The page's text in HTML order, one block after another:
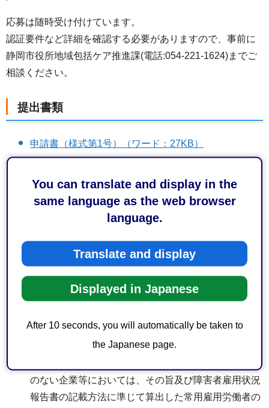
You can translate and display in the
same language as the web browser
language.
Translate and display
Displayed in Japanese
After 10 seconds, you will automatically be taken to
the Japanese page.
応募は随時受け付けています。
認証要件など詳細を確認する必要がありますので、事前に
静岡市役所地域包括ケア推進課(電話:054-221-1624)までご
相談ください。
提出書類
申請書（様式第1号）（ワード：27KB）
誓約書兼同意書（様式第3号）（ワード：29KB）
インクルーシブ雇用者一覧表（様式第4号）（ワー
申請日から過去1年以内の決算日に作成された計算書
類又は同等の計算書の写し（収入の内訳が明記され、
かつ、認証を受けようとする事業所の収入が含まれて
いるものに限る。）
から過去3月以内に発行されたもの。写しでも可）
申請日前の直近の基準日において所轄の公共職業安定
のない企業等においては、その旨及び障害者雇用状況
報告書の記載方法に準じて算出した常用雇用労働者の